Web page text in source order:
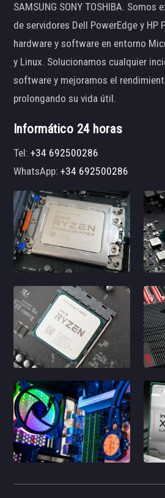
SAMSUNG SONY TOSHIBA. Somos
de servidores Dell PowerEdge y HP
hardware y software en entorno
y Linux. Solucionamos cualquier
software y mejoramos el
prolongando su vida útil.
Informático 24 horas
Tel:+34 692500286
WhatsApp:+34 692500286